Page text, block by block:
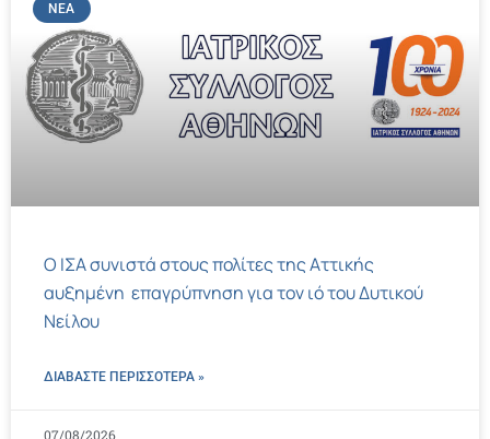
ΝΈΑ
Ο ΙΣΑ συνιστά στους πολίτες της Αττικής
αυξημένη επαγρύπνηση για τον ιό του Δυτικού
Νείλου
ΔΙΑΒΑΣΤΕ ΠΕΡΙΣΣΌΤΕΡΑ »
07/08/2026